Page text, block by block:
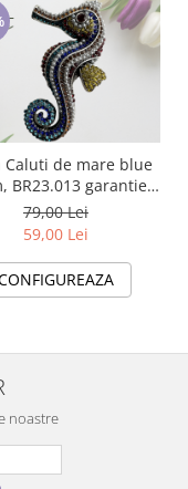
Caluti de mare blue
luni
79,00 Lei
59,00 Lei
noastre